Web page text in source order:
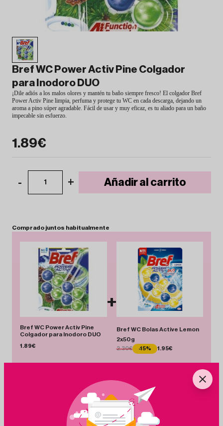
Bref WC Power Activ Pine Colgador
para Inodoro DUO
¡Dile adiós a los malos olores y mantén tu baño siempre fresco! El colgador Bref
Power Activ Pine limpia, perfuma y protege tu WC en cada descarga, dejando un
aroma a pino súper agradable. Fácil de usar y muy eficaz, es tu aliado para un baño
impecable sin esfuerzo.
1.89€
- 1 + Añadir al carrito
Comprado juntos habitualmente
Bref WC Power Activ Pine
Colgador para Inodoro DUO
1.89€
+
Bref WC Bolas Active Lemon
2x50g
2.30€ -15% 1.95€
Total 3.84 €